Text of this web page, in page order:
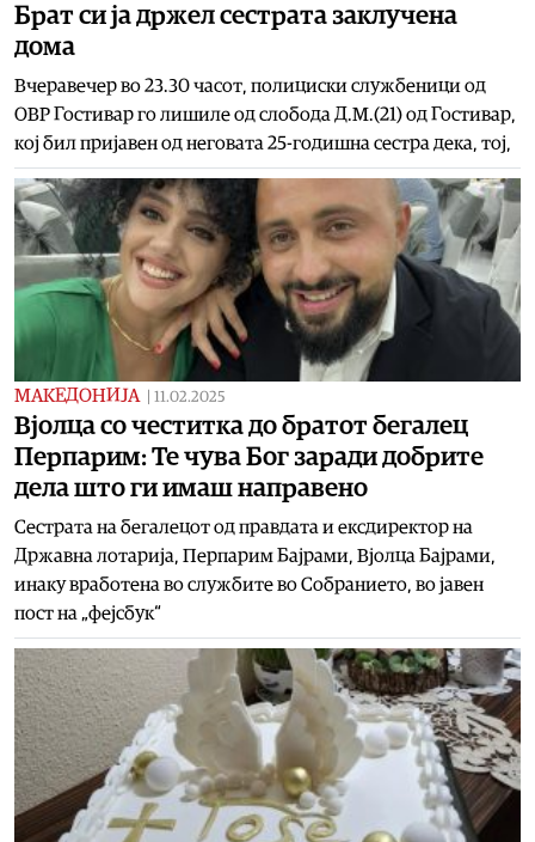
Брат си ја држел сестрата заклучена
дома
Вчеравечер во 23.30 часот, полициски службеници од
ОВР Гостивар го лишиле од слобода Д.М.(21) од Гостивар,
кој бил пријавен од неговата 25-годишна сестра дека, тој,
МАКЕДОНИЈА 11.02.2025
Вјолца со честитка до братот бегалец
Перпарим: Те чува Бог заради добрите
дела што ги имаш направено
Сестрата на бегалецот од правдата и ексдиректор на
Државна лотарија, Перпарим Бајрами, Вјолца Бајрами,
инаку вработена во службите во Собранието, во јавен
пост на „фејсбук“